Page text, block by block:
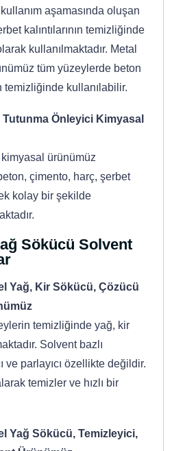
aşamasında oluşan
kalıntılarının temizliğinde
kullanılmaktadır. Metal
tüm yüzeylerde beton
kullanılabilir.
Önleyici Kimyasal
ürünümüz
çimento, harç, şerbet
kolay bir şekilde
Sökücü Solvent
Yağ, Kir Sökücü, Çözücü
temizliğinde yağ, kir
Solvent bazlı
ve parlayıcı özellikte değildir.
temizler ve hızlı bir
Yağ Sökücü, Temizleyici,